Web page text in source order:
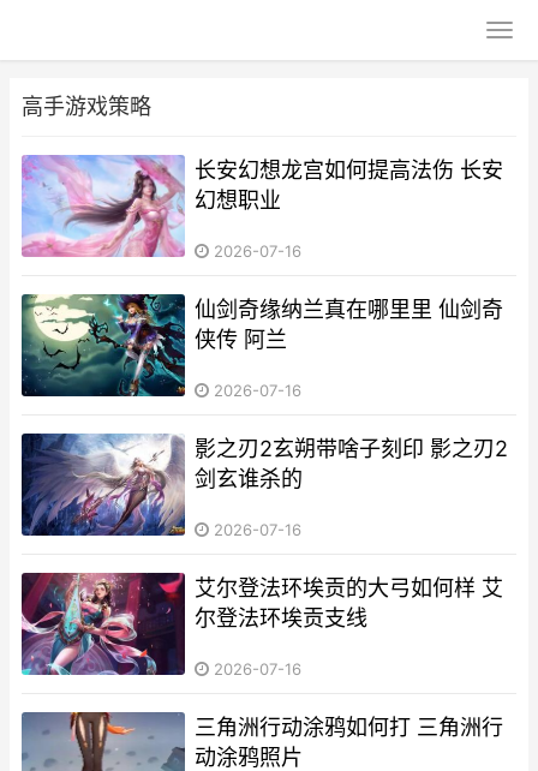
高手游戏策略
长安幻想龙宫如何提高法伤 长安
幻想职业
2026-07-16
仙剑奇缘纳兰真在哪里里 仙剑奇
侠传 阿兰
2026-07-16
影之刃2玄朔带啥子刻印 影之刃2
剑玄谁杀的
2026-07-16
艾尔登法环埃贡的大弓如何样 艾
尔登法环埃贡支线
2026-07-16
三角洲行动涂鸦如何打 三角洲行
动涂鸦照片